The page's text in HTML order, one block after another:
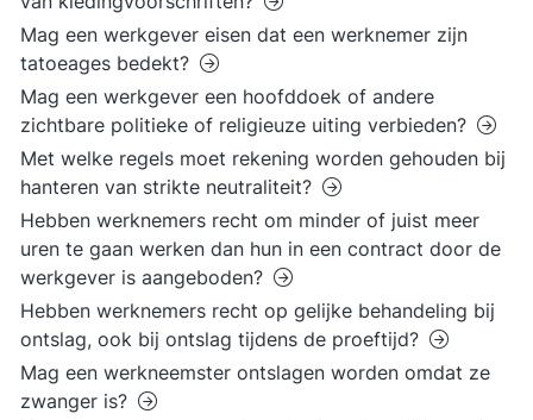
Mag een werkgever eisen dat een werknemer zijn
tatoeages bedekt?
Mag een werkgever een hoofddoek of andere
zichtbare politieke of religieuze uiting verbieden?
Met welke regels moet rekening worden gehouden bij
hanteren van strikte neutraliteit?
Hebben werknemers recht om minder of juist meer
uren te gaan werken dan hun in een contract door de
werkgever is aangeboden?
Hebben werknemers recht op gelijke behandeling bij
ontslag, ook bij ontslag tijdens de proeftijd?
Mag een werkneemster ontslagen worden omdat ze
zwanger is?